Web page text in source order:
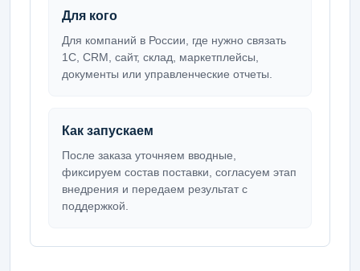
Для кого
Для компаний в России, где нужно связать
1С, CRM, сайт, склад, маркетплейсы,
документы или управленческие отчеты.
Как запускаем
После заказа уточняем вводные,
фиксируем состав поставки, согласуем этап
внедрения и передаем результат с
поддержкой.